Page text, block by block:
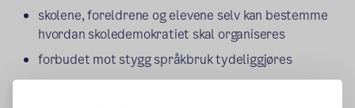
skolene, foreldrene og elevene selv kan bestemme
hvordan skoledemokratiet skal organiseres
forbudet mot stygg språkbruk tydeliggjøres
det innføres en ny regel om hvordan ansatte skal